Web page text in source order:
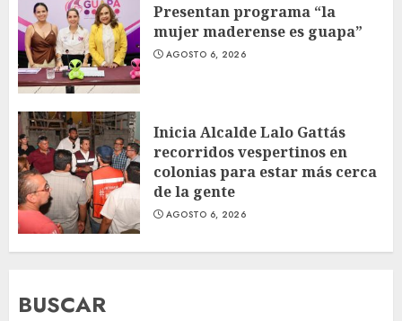
Presentan programa “la
mujer maderense es guapa”
AGOSTO 6, 2026
Inicia Alcalde Lalo Gattás
recorridos vespertinos en
colonias para estar más cerca
de la gente
AGOSTO 6, 2026
BUSCAR